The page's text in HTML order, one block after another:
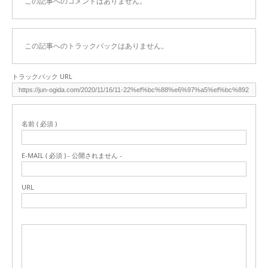
この記事へのトラックバックはありません。
トラックバック URL
名前 ( 必須 )
E-MAIL ( 必須 ) - 公開されません -
URL